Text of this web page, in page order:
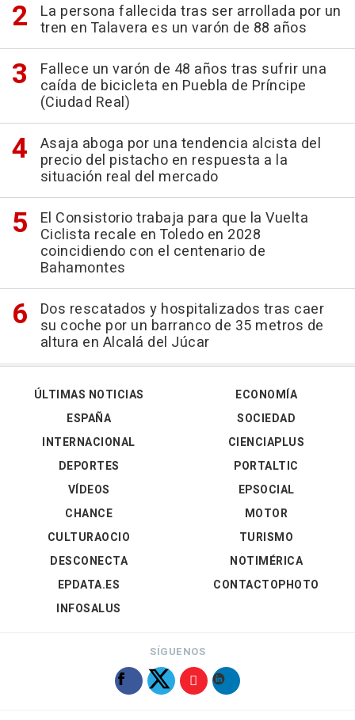
La persona fallecida tras ser arrollada por un
tren en Talavera es un varón de 88 años
Fallece un varón de 48 años tras sufrir una
caída de bicicleta en Puebla de Príncipe
(Ciudad Real)
Asaja aboga por una tendencia alcista del
precio del pistacho en respuesta a la
situación real del mercado
El Consistorio trabaja para que la Vuelta
Ciclista recale en Toledo en 2028
coincidiendo con el centenario de
Bahamontes
Dos rescatados y hospitalizados tras caer
su coche por un barranco de 35 metros de
altura en Alcalá del Júcar
ÚLTIMAS NOTICIAS
ESPAÑA
INTERNACIONAL
DEPORTES
VÍDEOS
ECONOMÍA
SOCIEDAD
CIENCIAPLUS
PORTALTIC
EPSOCIAL
CHANCE
CULTURAOCIO
DESCONECTA
EPDATA.ES
INFOSALUS
MOTOR
TURISMO
NOTIMÉRICA
CONTACTOPHOTO
SÍGUENOS